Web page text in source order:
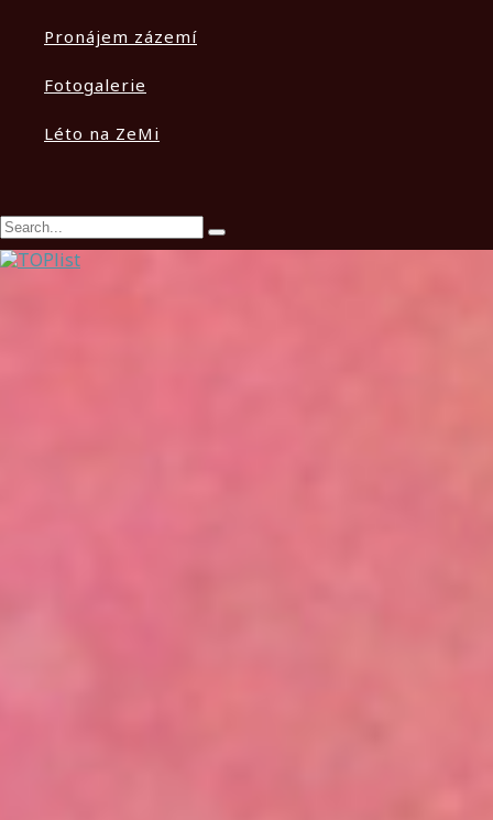
Pronájem zázemí
Fotogalerie
Léto na ZeMi